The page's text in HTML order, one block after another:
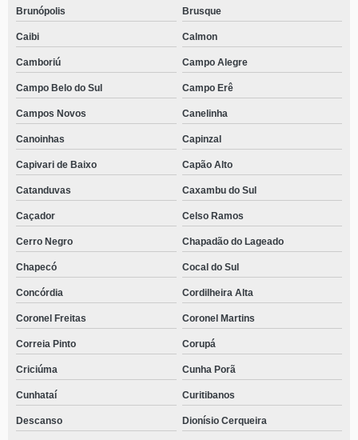
Brunópolis Brusque
Caibi Calmon
Camboriú Campo Alegre
Campo Belo do Sul Campo Erê
Campos Novos Canelinha
Canoinhas Capinzal
Capivari de Baixo Capão Alto
Catanduvas Caxambu do Sul
Caçador Celso Ramos
Cerro Negro Chapadão do Lageado
Chapecó Cocal do Sul
Concórdia Cordilheira Alta
Coronel Freitas Coronel Martins
Correia Pinto Corupá
Criciúma Cunha Porã
Cunhataí Curitibanos
Descanso Dionísio Cerqueira